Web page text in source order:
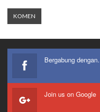
Join us on Google